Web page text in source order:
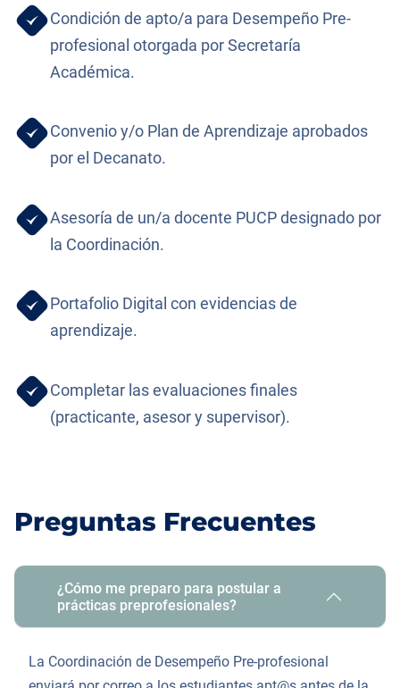
Condición de apto/a para Desempeño Pre-
profesional otorgada por Secretaría
Académica.
Convenio y/o Plan de Aprendizaje aprobados
por el Decanato.
Asesoría de un/a docente PUCP designado por
la Coordinación.
Portafolio Digital con evidencias de
aprendizaje.
Completar las evaluaciones finales
(practicante, asesor y supervisor).
Preguntas Frecuentes
¿Cómo me preparo para postular a
prácticas preprofesionales?
La Coordinación de Desempeño Pre-profesional